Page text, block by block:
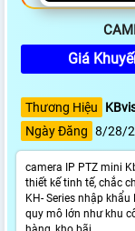
Giá
Thương Hiệu
Ngày Đăng 8/28/
camera IP PTZ mini
thiết kế tinh tế, chắc
KH- Series nhập
quy mô lớn như khu